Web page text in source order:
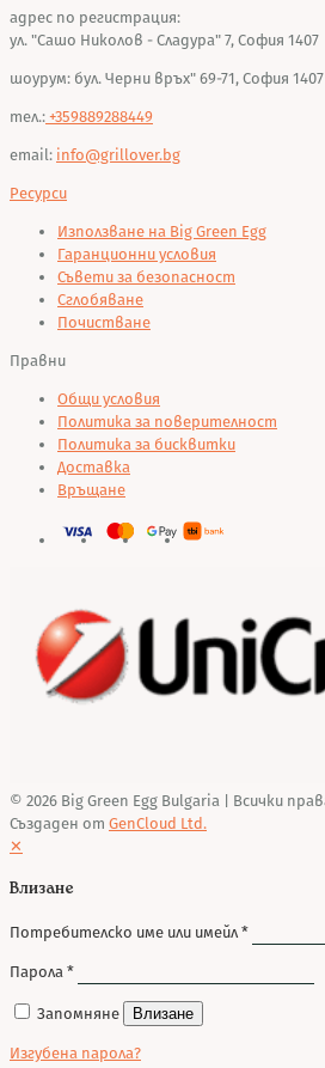
адрес по регистрация:
ул. "Сашо Николов - Сладура" 7, София 1407
шоурум: бул. Черни връх" 69-71, София 1407
тел.: +359889288449
email: info@grillover.bg
Ресурси
Използване на Big Green Egg
Гаранционни условия
Съвети за безопасност
Сглобяване
Почистване
Правни
Общи условия
Политика за поверителност
Политика за бисквитки
Доставка
Връщане
© 2026 Big Green Egg Bulgaria | Всички
Създаден от GenCloud Ltd.
✕
Влизане
Потребителско име или имейл *
Парола *
Запомняне Влизане
Изгубена парола?